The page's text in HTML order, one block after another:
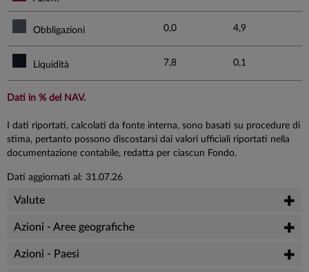
Obbligazioni 0,0 4,9
Liquidità 7,8 0,1
Dati in % del NAV.
I dati riportati, calcolati da fonte interna, sono basati su procedure di
stima, pertanto possono discostarsi dai valori ufficiali riportati nella
documentazione contabile, redatta per ciascun Fondo.
Dati aggiornati al: 31.07.26
Valute
Azioni - Aree geografiche
Azioni - Paesi